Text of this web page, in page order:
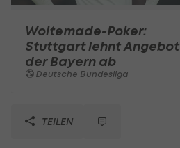
Woltemade-Poker:
Stuttgart lehnt Angebot
der Bayern ab
Deutsche Bundesliga
TEILEN